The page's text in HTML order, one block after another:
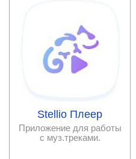
Stellio Плеер
Приложение для работы
с муз.треками.